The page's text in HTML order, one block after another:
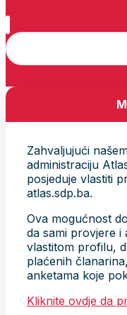
Zahvaljujući
administraciju
posjeduje vlastiti
atlas.sdp.ba.
Ova mogućnost
da sami provjere i
vlastitom profilu,
plaćenih
anketama koje
Kliknite ovdje da